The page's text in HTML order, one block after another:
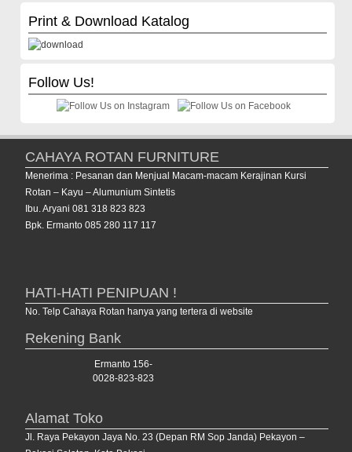
Print & Download Katalog
Follow Us!
CAHAYA ROTAN FURNITURE
Menerima : Pesanan dan Menjual Macam-macam Kerajinan Kursi
Rotan – Kayu – Alumunium Sintetis
Ibu. Aryani 081 318 823 823
Bpk. Ermanto 085 280 117 117
HATI-HATI PENIPUAN !
No. Telp Cahaya Rotan hanya yang tertera di website
Rekening Bank
Ermanto 156-
0028-823-823
Alamat Toko
Jl. Raya Pekayon Jaya No. 23 (Depan RM Sop Janda) Pekayon –